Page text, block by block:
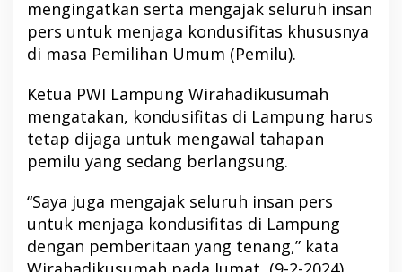
mengingatkan serta mengajak seluruh insan
pers untuk menjaga kondusifitas khususnya
di masa Pemilihan Umum (Pemilu).
Ketua PWI Lampung Wirahadikusumah
mengatakan, kondusifitas di Lampung harus
tetap dijaga untuk mengawal tahapan
pemilu yang sedang berlangsung.
“Saya juga mengajak seluruh insan pers
untuk menjaga kondusifitas di Lampung
dengan pemberitaan yang tenang,” kata